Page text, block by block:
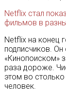
Netflix стал
фильмов в
Netflix на конец
подписчиков. Он
«Кинопоиском»
раза дороже.
этом во
человек.